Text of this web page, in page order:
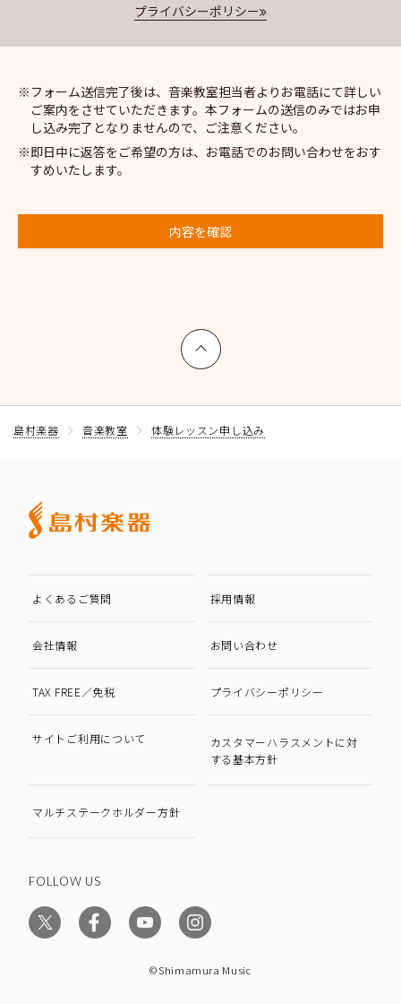
プライバシーポリシー
フォーム送信完了後は、音楽教室担当者よりお電話にて詳しい
ご案内をさせていただきます。本フォームの送信のみではお申
し込み完了となりませんので、ご注意ください。
即日中に返答をご希望の方は、お電話でのお問い合わせをおす
すめいたします。
内容を確認
上へ戻る
島村楽器 音楽教室 体験レッスン申し込み
よくあるご質問 採用情報
会社情報 お問い合わせ
TAX FREE／免税 プライバシーポリシー
サイトご利用について
カスタマーハラスメントに対
する基本方針
マルチステークホルダー方針
FOLLOW US
©Shimamura Music